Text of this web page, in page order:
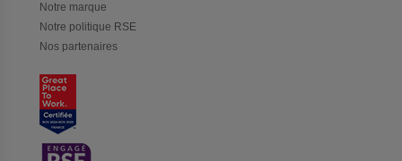
Notre marque
Notre politique RSE
Nos partenaires